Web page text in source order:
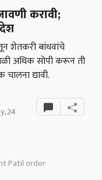
करावी;
शेतकरी बांधवांचे
अधिक सोपी करून ती
द्यावी.
24
Patil order